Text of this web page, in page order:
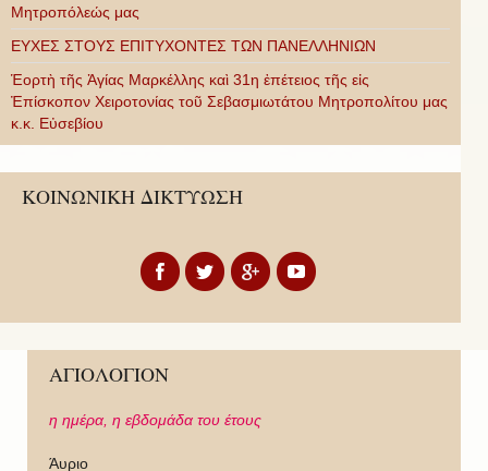
Μητροπόλεώς μας
ΕΥΧΕΣ ΣΤΟΥΣ ΕΠΙΤΥΧΟΝΤΕΣ ΤΩΝ ΠΑΝΕΛΛΗΝΙΩΝ
Ἑορτὴ τῆς Ἁγίας Μαρκέλλης καὶ 31η ἐπέτειος τῆς εἰς
Ἐπίσκοπον Χειροτονίας τοῦ Σεβασμιωτάτου Μητροπολίτου μας
κ.κ. Εὐσεβίου
ΚΟΙΝΩΝΙΚΗ ΔΙΚΤΥΩΣΗ
ΑΓΙΟΛΟΓΙΟΝ
η ημέρα, η εβδομάδα του έτους
Άυριο